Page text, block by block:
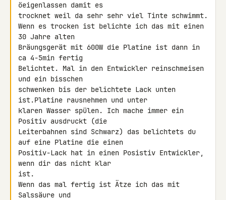
öeigenlassen damit es
trocknet weil da sehr sehr viel Tinte schwimmt.
Wenn es trocken ist belichte ich das mit einen
30 Jahre alten
Bräungsgerät mit 600W die Platine ist dann in
ca 4-5min fertig
Belichtet. Mal in den Entwickler reinschmeisen
und ein bisschen
schwenken bis der belichtete Lack unten
ist.Platine rausnehmen und unter
klaren Wasser spülen. Ich mache immer ein
Positiv ausdruckt (die
Leiterbahnen sind Schwarz) das belichtets du
auf eine Platine die einen
Positiv-Lack hat in einen Posistiv Entwickler,
wenn dir das nicht klar
ist.
Wenn das mal fertig ist Ätze ich das mit
Salssäure und